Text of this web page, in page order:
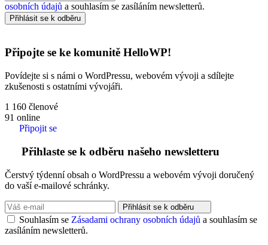
osobních údajů a souhlasím se zasíláním newsletterů.
Přihlásit se k odběru
Připojte se ke komunitě HelloWP!
Povídejte si s námi o WordPressu, webovém vývoji a sdílejte
zkušenosti s ostatními vývojáři.
1 160 členové
91 online
Připojit se
Přihlaste se k odběru našeho newsletteru
Čerstvý týdenní obsah o WordPressu a webovém vývoji doručený
do vaší e-mailové schránky.
Přihlásit se k odběru
Souhlasím se Zásadami ochrany osobních údajů a souhlasím se
zasíláním newsletterů.